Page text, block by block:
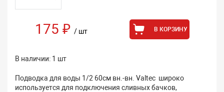
175 ₽ / шт В КОРЗИНУ
В наличии: 1 шт
Подводка для воды 1/2 60см вн.-вн. Valtec широко
используется для подключения сливных бачков,